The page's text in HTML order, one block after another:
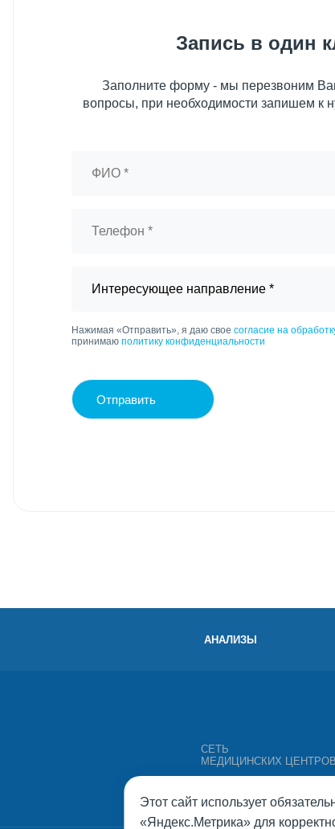
Запись в один
Заполните форму - мы перезвоним
вопросы, при необходимости запишем к
Нажимая «Отправить», я даю свое согласие на
принимаю политику конфиденциальности
Отправить
АНАЛИЗЫ
СЕТЬ
МЕДИЦИНСКИХ ЦЕНТРОВ
Этот сайт использует
«Яндекс.Метрика» для